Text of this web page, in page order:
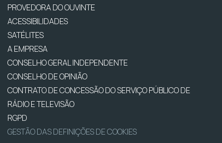
PROVEDORA DO OUVINTE
ACESSIBILIDADES
SATÉLITES
A EMPRESA
CONSELHO GERAL INDEPENDENTE
CONSELHO DE OPINIÃO
CONTRATO DE CONCESSÃO DO SERVIÇO PÚBLICO DE
RÁDIO E TELEVISÃO
RGPD
GESTÃO DAS DEFINIÇÕES DE COOKIES